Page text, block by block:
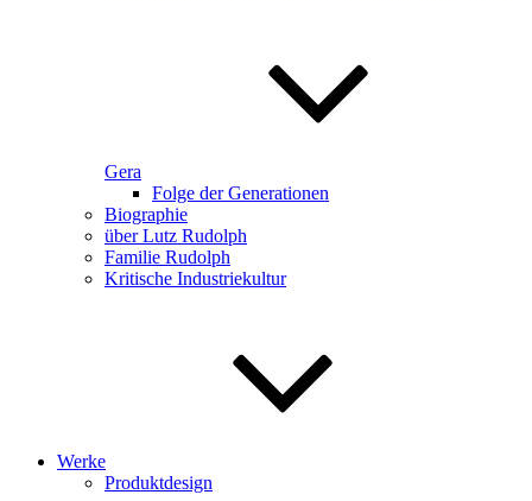
Gera
Folge der Generationen
Biographie
über Lutz Rudolph
Familie Rudolph
Kritische Industriekultur
Werke
Produktdesign